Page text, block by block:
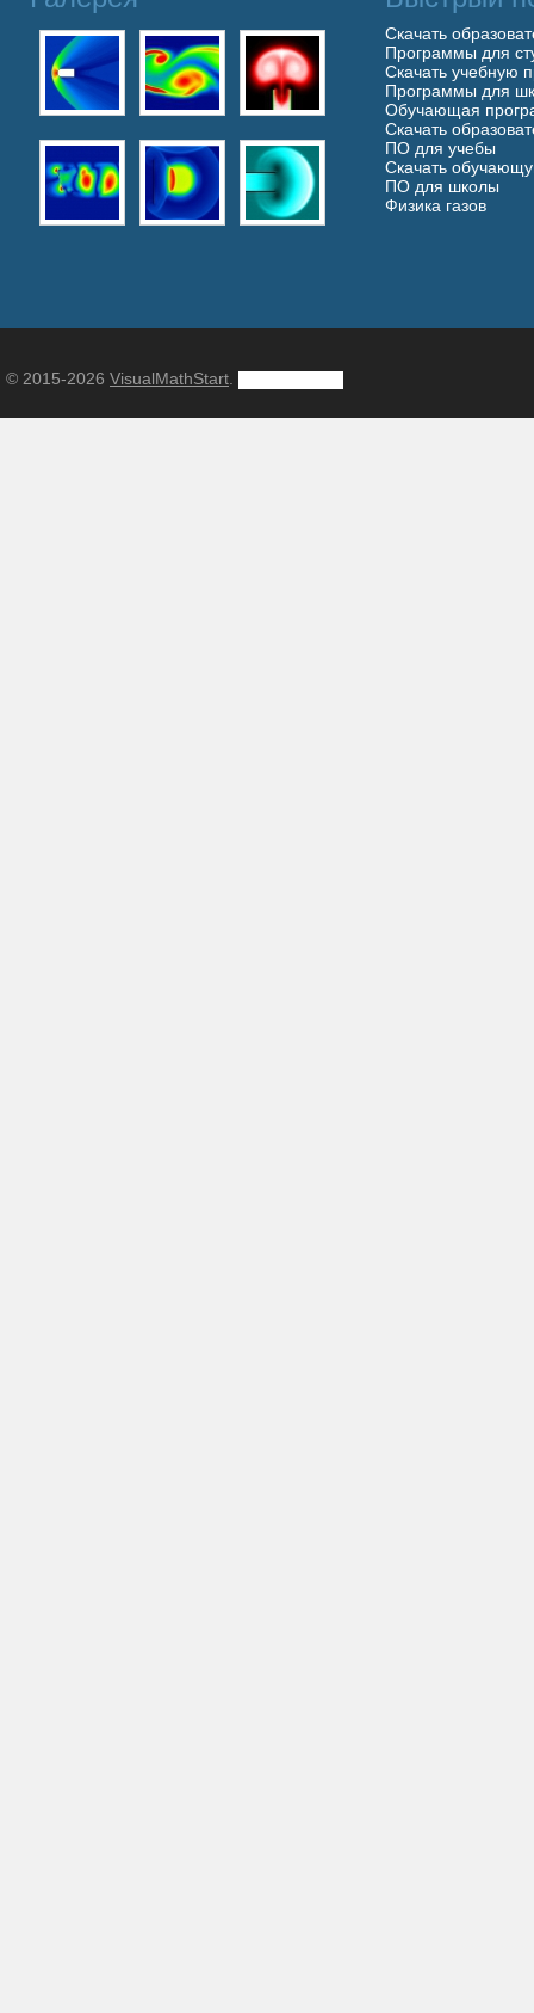
Скачать
Программы для
Скачать учебную
Программы для
Обучающая
Скачать
ПО для учебы
Скачать
ПО для школы
Физика газов
© 2015-2026 VisualMathStart